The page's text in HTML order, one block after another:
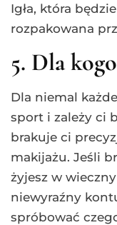
Igła, która
rozpakowana
5. Dla
Dla niemal
sport i zależy ci
brakuje ci
makijażu. Jeśli
żyjesz w
niewyraźny
spróbować